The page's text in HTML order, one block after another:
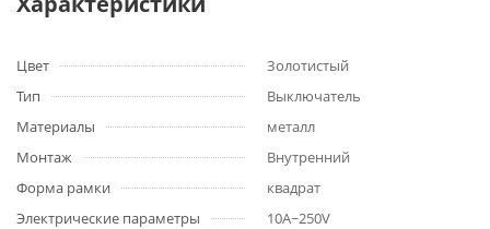
Цвет
Золотистый
Тип
Выключатель
Материалы
металл
Монтаж
Внутренний
Форма рамки
квадрат
Электрические параметры
10А~250V